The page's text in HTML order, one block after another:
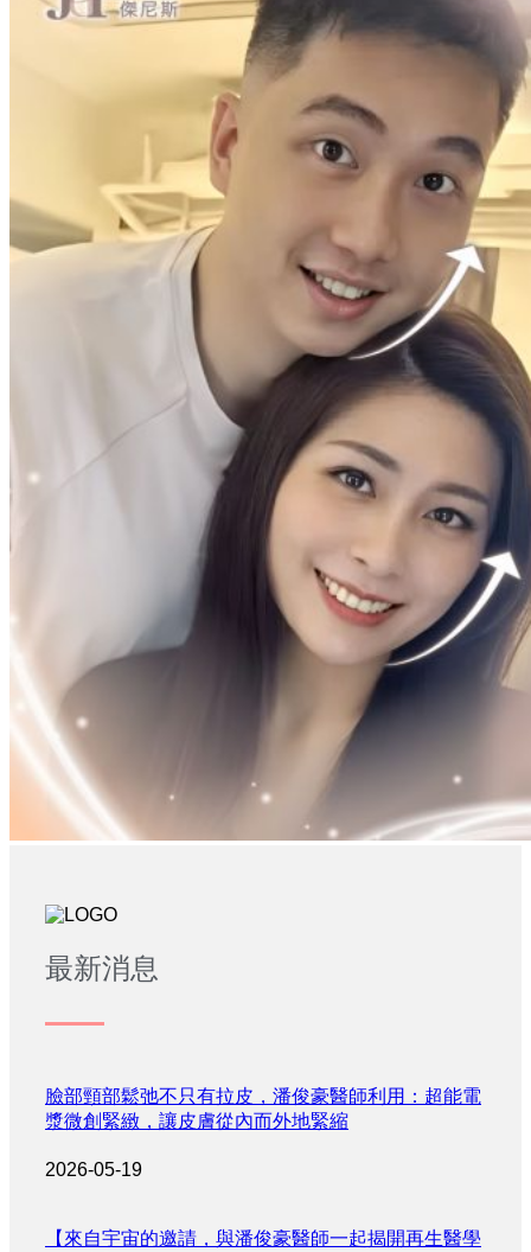
最新消息
臉部頸部鬆弛不只有拉皮，潘俊豪醫師利用：超能電
漿微創緊緻，讓皮膚從內而外地緊縮
2026-05-19
【來自宇宙的邀請，與潘俊豪醫師一起揭開再生醫學